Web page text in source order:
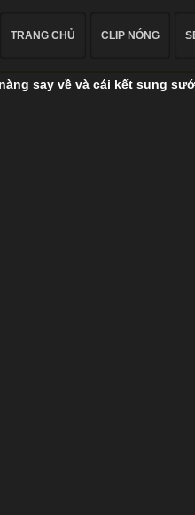
TRANG CHỦ CLIP NÓNG
say về và cái kết sung